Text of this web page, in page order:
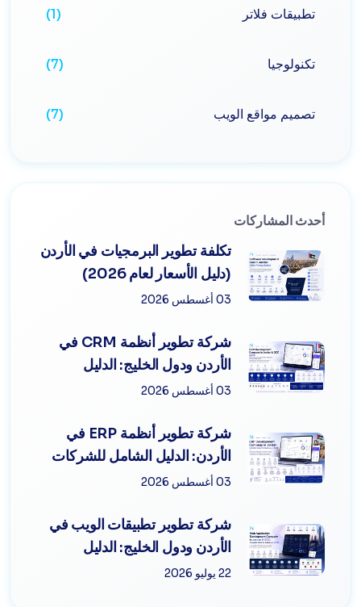
تطبيقات فلاتر (1)
تكنولوجيا (7)
تصميم مواقع الويب (7)
أحدث المشاركات
تكلفة تطوير البرمجيات في الأردن
(دليل الأسعار لعام 2026)
03 أغسطس 2026
شركة تطوير أنظمة CRM في
الأردن ودول الخليج: الدليل
الشامل لل...
03 أغسطس 2026
شركة تطوير أنظمة ERP في
الأردن: الدليل الشامل للشركات
لعام 2...
03 أغسطس 2026
شركة تطوير تطبيقات الويب في
الأردن ودول الخليج: الدليل
الشام...
22 يوليو 2026